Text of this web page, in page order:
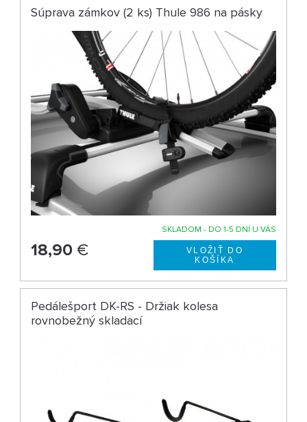
Súprava zámkov (2 ks) Thule 986 na pásky
SKLADOM - DO 1-5 DNÍ U VÁS
18,90 €
Pedálešport DK-RS - Držiak kolesa
rovnobežný skladací